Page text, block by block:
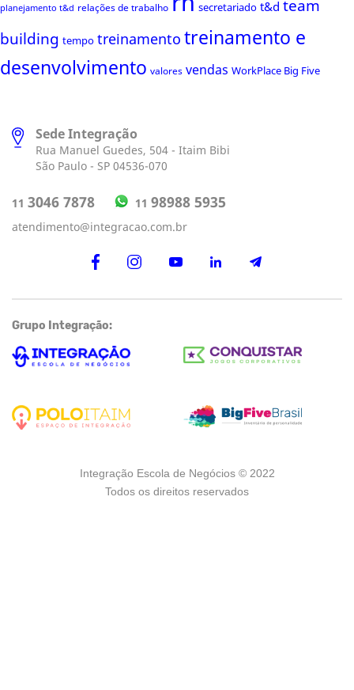
planejamento t&d relações de trabalho secretariado t&d team
building tempo treinamentotreinamento e
desenvolvimento valores vendas WorkPlace Big Five
Sede Integração
Rua Manuel Guedes, 504 - Itaim Bibi
São Paulo - SP 04536-070
11 3046 7878 11 98988 5935
atendimento@integracao.com.br
Grupo Integração:
Integração Escola de Negócios © 2022
Todos os direitos reservados